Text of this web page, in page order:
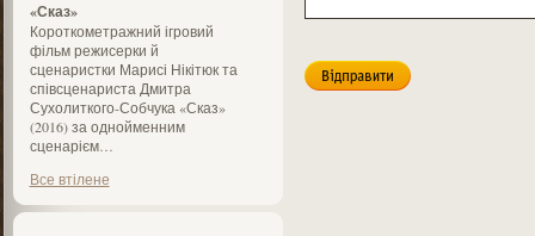
«Сказ»
Короткометражний ігровий
фільм режисерки й
сценаристки Марисі Нікітюк та
співсценариста Дмитра
Сухолиткого-Собчука «Сказ»
(2016) за однойменним
сценарієм…
Все втілене